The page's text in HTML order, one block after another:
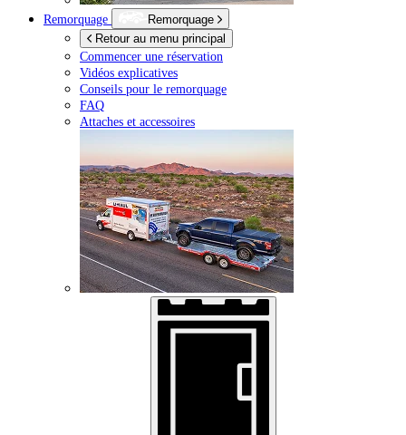
Remorquage
Remorquage
Retour au menu principal
Commencer une réservation
Vidéos explicatives
Conseils pour le remorquage
FAQ
Attaches et accessoires